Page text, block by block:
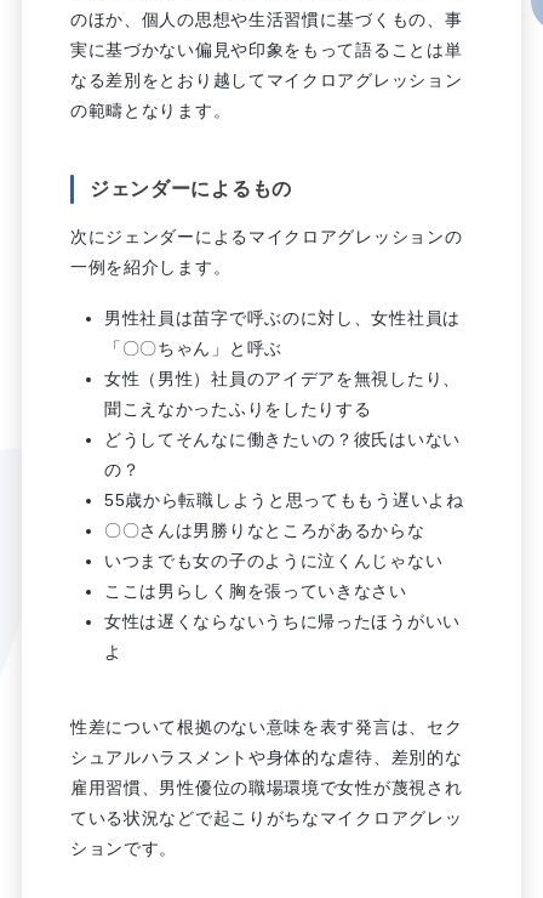
のほか、個人の思想や生活習慣に基づくもの、事
実に基づかない偏見や印象をもって語ることは単
なる差別をとおり越してマイクロアグレッション
の範疇となります。
ジェンダーによるもの
次にジェンダーによるマイクロアグレッションの
一例を紹介します。
男性社員は苗字で呼ぶのに対し、女性社員は
「〇〇ちゃん」と呼ぶ
女性（男性）社員のアイデアを無視したり、
聞こえなかったふりをしたりする
どうしてそんなに働きたいの？彼氏はいない
の？
55歳から転職しようと思ってももう遅いよね
〇〇さんは男勝りなところがあるからな
いつまでも女の子のように泣くんじゃない
ここは男らしく胸を張っていきなさい
女性は遅くならないうちに帰ったほうがいい
よ
性差について根拠のない意味を表す発言は、セク
シュアルハラスメントや身体的な虐待、差別的な
雇用習慣、男性優位の職場環境で女性が蔑視され
ている状況などで起こりがちなマイクロアグレッ
ションです。